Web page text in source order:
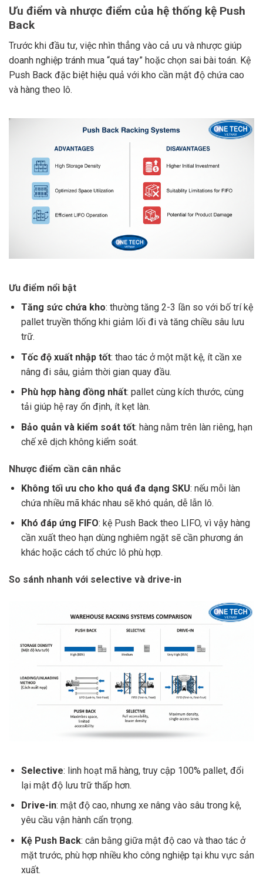
Ưu điểm và nhược điểm của hệ thống kệ Push
Back
Trước khi đầu tư, việc nhìn thẳng vào cả ưu và nhược giúp
doanh nghiệp tránh mua “quá tay” hoặc chọn sai bài toán. Kệ
Push Back đặc biệt hiệu quả với kho cần mật độ chứa cao
và hàng theo lô.
Ưu điểm nổi bật
Tăng sức chứa kho: thường tăng 2-3 lần so với bố trí kệ
pallet truyền thống khi giảm lối đi và tăng chiều sâu lưu
trữ.
Tốc độ xuất nhập tốt: thao tác ở một mặt kệ, ít cần xe
nâng đi sâu, giảm thời gian quay đầu.
Phù hợp hàng đồng nhất: pallet cùng kích thước, cùng
tải giúp hệ ray ổn định, ít kẹt làn.
Bảo quản và kiểm soát tốt: hàng nằm trên làn riêng, hạn
chế xê dịch không kiểm soát.
Nhược điểm cần cân nhắc
Không tối ưu cho kho quá đa dạng SKU: nếu mỗi làn
chứa nhiều mã khác nhau sẽ khó quản, dễ lẫn lô.
Khó đáp ứng FIFO: kệ Push Back theo LIFO, vì vậy hàng
cần xuất theo hạn dùng nghiêm ngặt sẽ cần phương án
khác hoặc cách tổ chức lô phù hợp.
So sánh nhanh với selective và drive-in
Selective: linh hoạt mã hàng, truy cập 100% pallet, đổi
lại mật độ lưu trữ thấp hơn.
Drive-in: mật độ cao, nhưng xe nâng vào sâu trong kệ,
yêu cầu vận hành cẩn trọng.
Kệ Push Back: cân bằng giữa mật độ cao và thao tác ở
mặt trước, phù hợp nhiều kho công nghiệp tại khu vực sản
xuất.